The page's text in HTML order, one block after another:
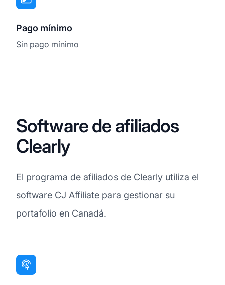
Pago mínimo
Sin pago mínimo
Software de afiliados
Clearly
El programa de afiliados de Clearly utiliza el
software CJ Affiliate para gestionar su
portafolio en Canadá.